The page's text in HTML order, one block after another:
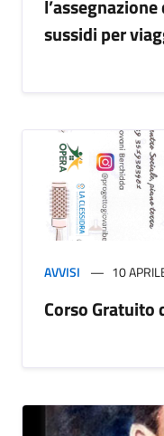
sussidi per
AVVISI 10
Corso